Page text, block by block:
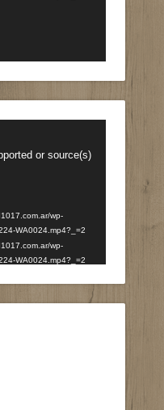
or source(s)
wp-
WA0024.mp4?_=2
wp-
WA0024.mp4?_=2